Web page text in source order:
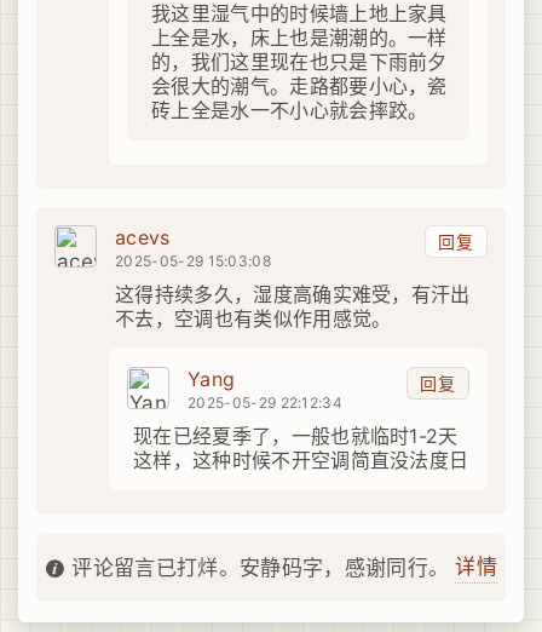
我这里湿气中的时候墙上地上家具
上全是水，床上也是潮潮的。一样
的，我们这里现在也只是下雨前夕
会很大的潮气。走路都要小心，瓷
砖上全是水一不小心就会摔跤。
回复
acevs
2025-05-29 15:03:08
这得持续多久，湿度高确实难受，有汗出
不去，空调也有类似作用感觉。
回复
Yang
2025-05-29 22:12:34
现在已经夏季了，一般也就临时1-2天
这样，这种时候不开空调简直没法度日
评论留言已打烊。安静码字，感谢同行。 详情